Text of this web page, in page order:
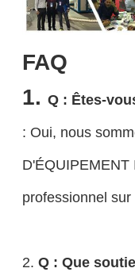
FAQ
1. Q : Êtes-
: Oui, nous
D'ÉQUIPEMENT
professionnel sur
2. Q : Que